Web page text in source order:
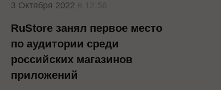
3 Октября 2022
RuStore занял первое место
по аудитории среди
российских магазинов
приложений